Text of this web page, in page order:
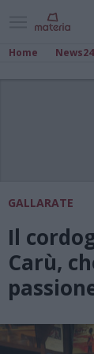
Home News24
GALLARATE
Il
Carù,